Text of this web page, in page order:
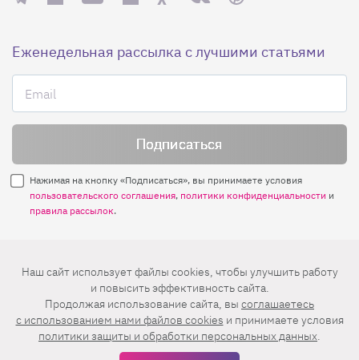
Еженедельная рассылка с лучшими статьями
Нажимая на кнопку «Подписаться», вы принимаете условия
пользовательского соглашения, политики конфиденциальности и
правила рассылок.
Нашли ошибку? Выделите ее и нажмите
© 2026 АО «БКМ», ОГРН 1027739494584, ИНН 7705056238
127018, Москва, ул. Полковая, д. 3, стр. 4, помещение I, комн. 23
16+
Дизайн сайта —Студия Евгения и Ольги Апрель
Наш сайт использует файлы cookies, чтобы улучшить работу
и повысить эффективность сайта.
Продолжая использование сайта, вы соглашаетесь
c использованием нами файлов cookies и принимаете условия
политики защиты и обработки персональных данных.